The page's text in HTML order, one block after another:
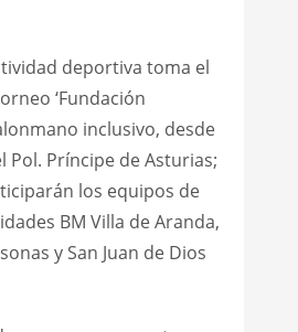
deportiva toma el
‘Fundación
inclusivo, desde
Pol. Príncipe de Asturias;
los equipos de
BM Villa de Aranda,
y San Juan de Dios